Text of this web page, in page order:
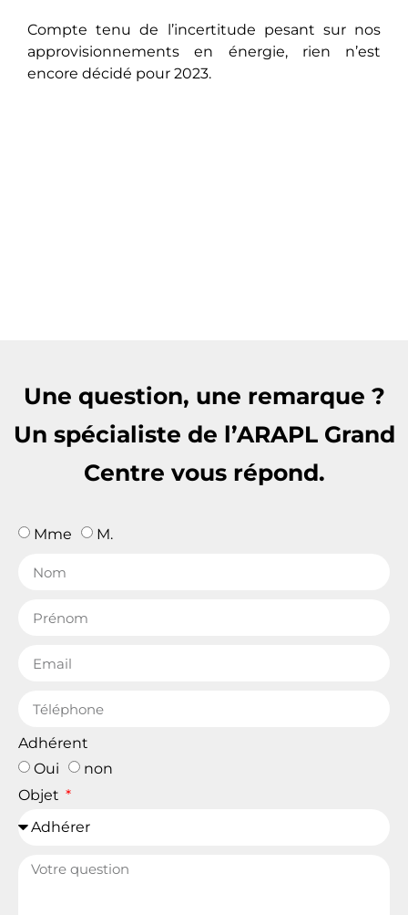
Compte tenu de l’incertitude pesant sur nos
approvisionnements en énergie, rien n’est
encore décidé pour 2023.
Une question, une remarque ?
Un spécialiste de l’ARAPL Grand
Centre vous répond.
Mme M.
Adhérent
Oui
non
Objet